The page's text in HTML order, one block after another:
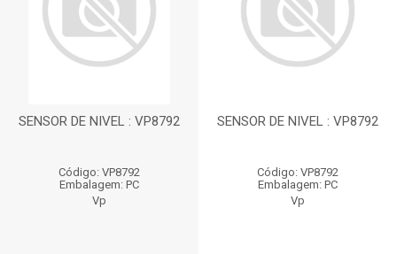
SENSOR DE NIVEL : VP8792
Código: VP8792
Embalagem: PC
Vp
SENSOR DE NIVEL : VP8792
Código: VP8792
Embalagem: PC
Vp